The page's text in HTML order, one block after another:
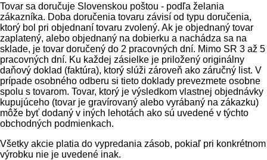
Tovar sa doručuje Slovenskou poštou - podľa želania
zákazníka. Doba doručenia tovaru závisí od typu doručenia,
ktorý bol pri objednaní tovaru zvolený. Ak je objednaný tovar
zaplatený, alebo objednaný na dobierku a nachádza sa na
sklade, je tovar doručený do 2 pracovných dní. Mimo SR 3 až 5
pracovných dní. Ku každej zásielke je priložený originálny
daňový doklad (faktúra), ktorý slúži zároveň ako záručný list. V
prípade osobného odberu si tieto doklady prevezmete osobne
spolu s tovarom. Tovar, ktorý je výsledkom vlastnej objednávky
kupujúceho (tovar je gravírovaný alebo vyrábaný na zákazku)
môže byť dodaný v iných lehotách ako sú uvedené v týchto
obchodných podmienkach.
Všetky akcie platia do vypredania zásob, pokiaľ pri konkrétnom
výrobku nie je uvedené inak.